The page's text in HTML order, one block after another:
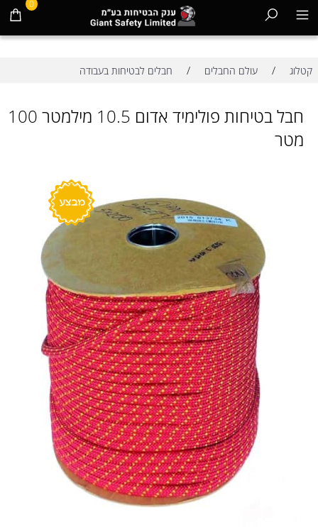
0
קטלוג / עולם החבלים / חבלים לבטיחות בעבודה
חבל בטיחות פולימיד אדום 10.5 מילמטר 100
מטר